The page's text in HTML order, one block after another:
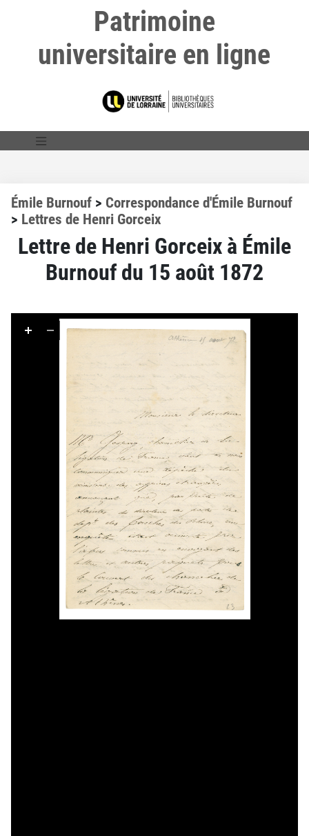
Patrimoine
universitaire en ligne
Émile Burnouf > Correspondance d'Émile Burnouf
> Lettres de Henri Gorceix
Lettre de Henri Gorceix à Émile
Burnouf du 15 août 1872